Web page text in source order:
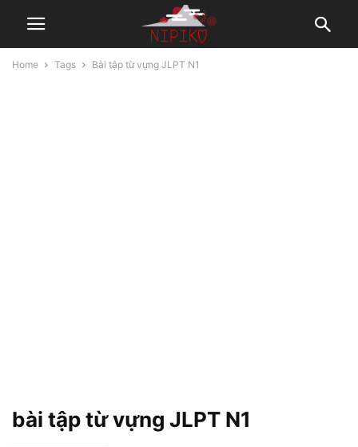
Home Tags Bài tập từ vựng JLPT N1
bài tập từ vựng JLPT N1